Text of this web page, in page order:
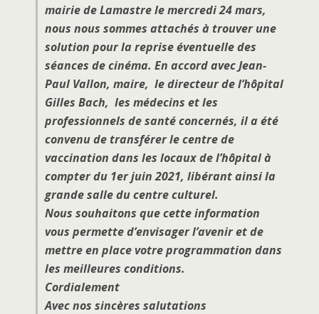
mairie de Lamastre le mercredi 24 mars,
nous nous sommes attachés à trouver une
solution pour la reprise éventuelle des
séances de cinéma. En accord avec Jean-
Paul Vallon, maire, le directeur de l’hôpital
Gilles Bach, les médecins et les
professionnels de santé concernés, il a été
convenu de transférer le centre de
vaccination dans les locaux de l’hôpital à
compter du 1er juin 2021, libérant ainsi la
grande salle du centre culturel.
Nous souhaitons que cette information
vous permette d’envisager l’avenir et de
mettre en place votre programmation dans
les meilleures conditions.
Cordialement
Avec nos sincères salutations